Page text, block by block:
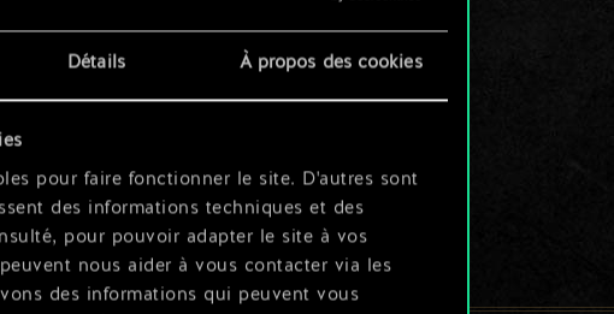
Détails À propos des cookies
pour faire fonctionner le site. D'autres sont
des informations techniques et des
pour pouvoir adapter le site à vos
nous aider à vous contacter via les
des informations qui peuvent vous